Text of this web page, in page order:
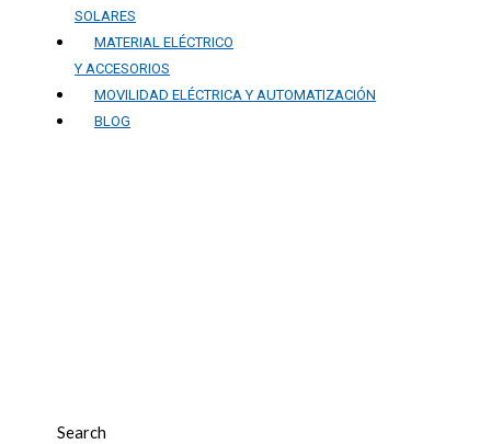
SOLARES
MATERIAL ELÉCTRICO
Y ACCESORIOS
MOVILIDAD ELÉCTRICA Y AUTOMATIZACIÓN
BLOG
Search